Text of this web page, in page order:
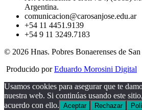
Argentina.
comunicacion@carosanjose.edu.ar
+54 11 4451.9139
+54 9 11 3249.7183
© 2026 Hnas. Pobres Bonaerenses de San
Producido porEduardo Morosini Digital
Usamos cookies para asegurar que te
nuestra web. Si continúas usando este
acuerdo con ello. Aceptar Rechazar